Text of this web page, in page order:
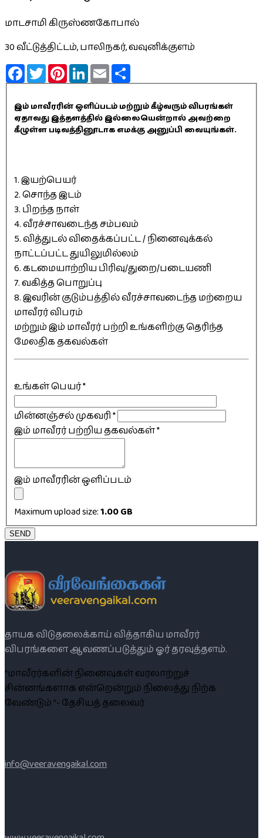
மாடசாமி கிருஸ்ணகோபால்
30 வீட்டுத்திட்டம், பாலிநகர், வவுனிக்குளம்
FacebookTwitterPinterestLinkedInEmail
இம் மாவீரரின் ஒளிப்படம் மற்றும் கீழ்வரும் விபரங்கள்
ஏதாவது இத்தளத்தில் இல்லையென்றால் அவற்றை
கீழுள்ள படிவத்தினூடாக எமக்கு அனுப்பி வையுங்கள்.
1. இயற்பெயர்
2. சொந்த இடம்
3. பிறந்த நாள்
4. வீரச்சாவடைந்த சம்பவம்
5. வித்துடல் விதைக்கப்பட்ட / நினைவுக்கல்
நாட்டப்பட்ட துயிலுமில்லம்
6. கடமையாற்றிய பிரிவு/துறை/படையணி
7. வகித்த பொறுப்பு
8. இவரின் குடும்பத்தில் வீரச்சாவடைந்த மற்றைய
மாவீரர் விபரம்
மற்றும் இம் மாவீரர் பற்றி உங்களிற்கு தெரிந்த
மேலதிக தகவல்கள்
உங்கள் பெயர்*
மின்னஞ்சல் முகவரி*
இம் மாவீரர் பற்றிய தகவல்கள்*
இம் மாவீரரின் ஒளிப்படம்
Maximum upload size:1.00 GB
SEND
தாயக விடுதலைக்காய் வித்தாகிய மாவீரர்
விபரங்களை ஆவணப்படுத்தும் ஓர் தரவுத்தளம்.
“மாவீரர்களின் நினைவுகள் வரலாற்றுச்
சின்னங்களாக என்றென்றும் நிலைத்து நிற்க
வேண்டும் ”- தேசியத் தலைவர்
info@veeravengaikal.com